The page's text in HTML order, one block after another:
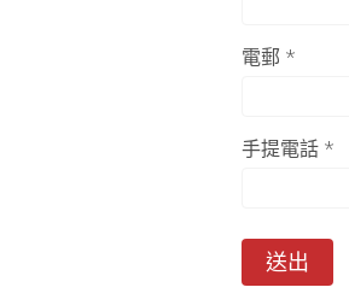
電郵 *
手提電話 *
送出